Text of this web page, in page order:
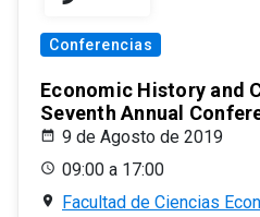
Conferencias
Economic History and
Seventh Annual
9 de Agosto de 2019
09:00 a 17:00
Facultad de Ciencias